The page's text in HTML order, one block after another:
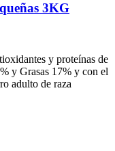
3KG
y proteínas de
y Grasas 17% y con el
adulto de raza